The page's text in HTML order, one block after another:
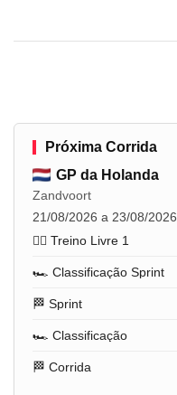
Próxima Corrida
GP da Holanda
Zandvoort
21/08/2026 a 23/08/2026
🏋️‍♂️ Treino Livre 1
🏎️ Classificação Sprint
🏁 Sprint
🏎️ Classificação
🏁 Corrida